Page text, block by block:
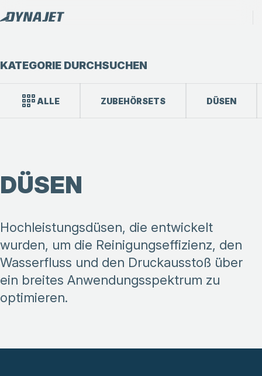
KATEGORIE DURCHSUCHEN
ALLE ZUBEHÖRSETS DÜSEN
DÜSEN
Hochleistungsdüsen, die entwickelt
wurden, um die Reinigungseffizienz, den
Wasserfluss und den Druckausstoß über
ein breites Anwendungsspektrum zu
optimieren.